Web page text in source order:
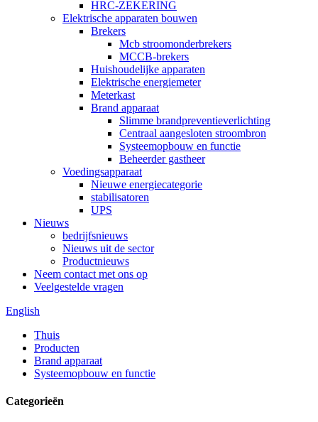
HRC-ZEKERING
Elektrische apparaten bouwen
Brekers
Mcb stroomonderbrekers
MCCB-brekers
Huishoudelijke apparaten
Elektrische energiemeter
Meterkast
Brand apparaat
Slimme brandpreventieverlichting
Centraal aangesloten stroombron
Systeemopbouw en functie
Beheerder gastheer
Voedingsapparaat
Nieuwe energiecategorie
stabilisatoren
UPS
Nieuws
bedrijfsnieuws
Nieuws uit de sector
Productnieuws
Neem contact met ons op
Veelgestelde vragen
English
Thuis
Producten
Brand apparaat
Systeemopbouw en functie
Categorieën